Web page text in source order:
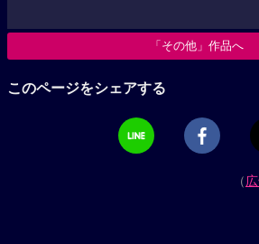
「その他」作品へ
このページをシェアする
（